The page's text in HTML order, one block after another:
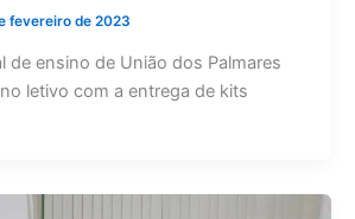
fevereiro de 2023
de ensino de União dos Palmares
letivo com a entrega de kits